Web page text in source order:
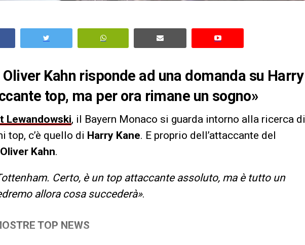
Kahn risponde ad una domanda su Harry
top, ma per ora rimane un sogno»
Lewandowski, il Bayern Monaco si guarda intorno alla ricerca di
top, c’è quello di Harry Kane. E proprio dell’attaccante del
Oliver Kahn.
Certo, è un top attaccante assoluto, ma è tutto un
allora cosa succederà».
TOP NEWS